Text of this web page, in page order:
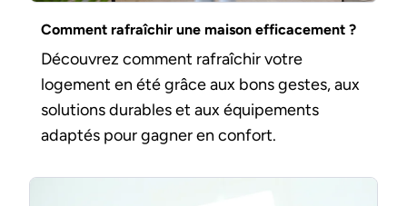
Comment rafraîchir une maison efficacement ?
Découvrez comment rafraîchir votre
logement en été grâce aux bons gestes, aux
solutions durables et aux équipements
adaptés pour gagner en confort.